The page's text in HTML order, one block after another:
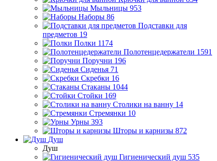
Мыльницы 953
Наборы 86
Подставки для
предметов 19
Полки 1174
Полотенцедержатели 1591
Поручни 196
Сиденья 71
Скребки 16
Стаканы 1044
Стойки 169
Столики на ванну 14
Стремянки 10
Урны 393
Шторы и карнизы 872
Душ
Душ
Гигиенический душ 535